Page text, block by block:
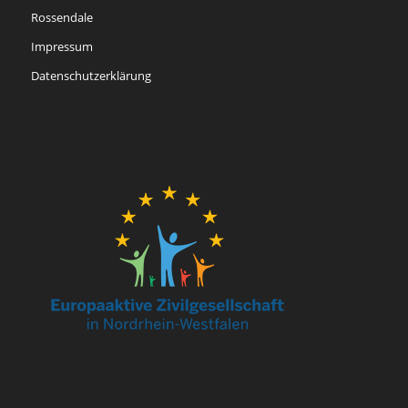
Rossendale
Impressum
Datenschutzerklärung